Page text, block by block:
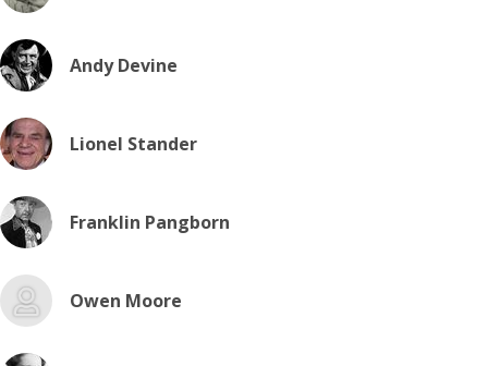
Andy Devine
Lionel Stander
Franklin Pangborn
Owen Moore